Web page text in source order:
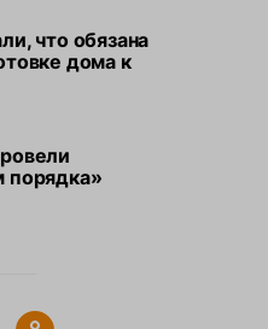
что обязана
дома к
порядка»